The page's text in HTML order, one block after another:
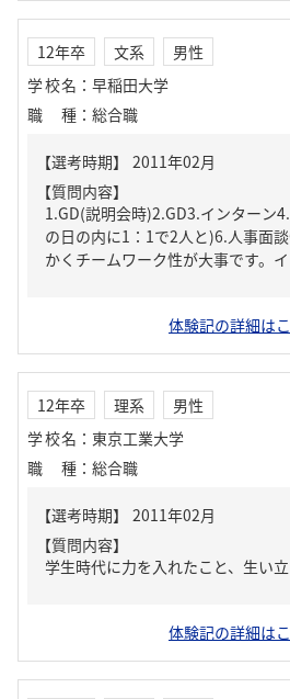
12年卒 文系
男性
学校名 ： 早稲田大学
職種 ： 総合職
【質問内容】
1.GD(説明会時)2.GD3.インターン
の日の内に1：1で2人と)6.人事面
かくチームワーク性が大事です。
体験記の詳細は
12年卒 理系
男性
学校名 ： 東京工業大学
職種 ： 総合職
【質問内容】
学生時代に力を入れたこと、生い
体験記の詳細は